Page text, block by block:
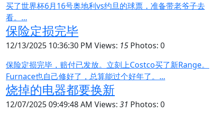
买了世界杯6月16号奥地利vs约旦的球票，准备带老爷子去
看。...
保险定损完毕
12/13/2025 10:36:30 PM Views: 15 Photos: 0
保险定损完毕，赔付已发放。立刻上Costco买了新Range。
Furnace也自己修好了，总算能过个好年了。...
烧掉的电器都要换新
12/07/2025 09:49:48 AM Views: 31 Photos: 0